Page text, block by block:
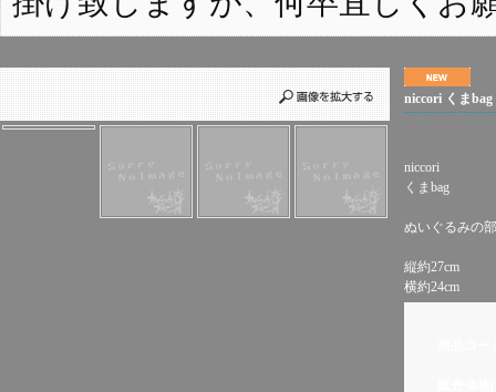
niccori くまbag
niccori
くまbag
ぬいぐるみの
縦約27cm
横約24cm